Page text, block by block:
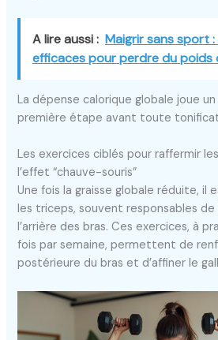
A lire aussi : Maigrir sans sport
efficaces pour perdre du poids
La dépense calorique globale joue
première étape avant toute
Les exercices ciblés pour raffermir
l’effet “chauve-souris”
Une fois la graisse globale réduite, il
les triceps, souvent responsables de
l’arrière des bras. Ces exercices, à
fois par semaine, permettent de
postérieure du bras et d’affiner le